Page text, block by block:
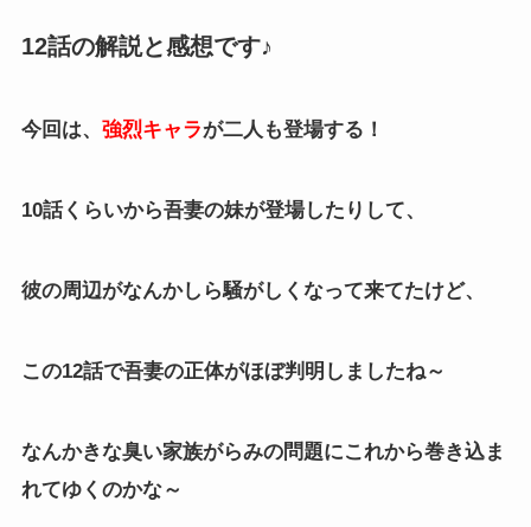
12話の解説と感想です♪
今回は、 強烈キャラが二人も登場する！
10話くらいから吾妻の妹が登場したりして、
彼の周辺がなんかしら騒がしくなって来てたけど、
この12話で吾妻の正体がほぼ判明しましたね～
なんかきな臭い家族がらみの問題にこれから巻き込ま
れてゆくのかな～